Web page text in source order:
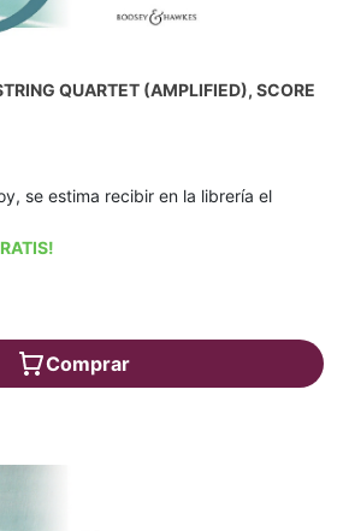
QUARTET (AMPLIFIED), SCORE
se estima recibir en la librería el
Comprar